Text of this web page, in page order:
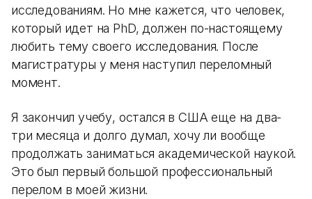
исследованиям. Но мне кажется, что человек,
который идет на PhD, должен по-настоящему
любить тему своего исследования. После
магистратуры у меня наступил переломный
момент.
Я закончил учебу, остался в США еще на два-
три месяца и долго думал, хочу ли вообще
продолжать заниматься академической наукой.
Это был первый большой профессиональный
перелом в моей жизни.